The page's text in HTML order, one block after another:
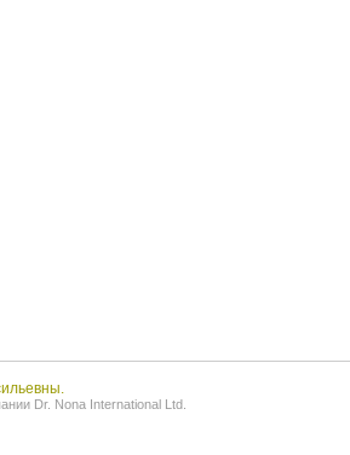
Dr. Nona International Ltd.